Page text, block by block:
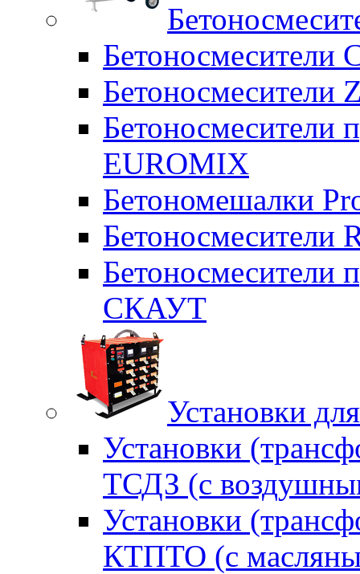
Бетоносмесители
Бетоносмесители
Бетоносмесители
EUROMIX
Бетономешалки
Бетоносмесители
Бетоносмесители
СКАУТ
Установки
Установки
ТСДЗ (c
Установки
КТПТО (c